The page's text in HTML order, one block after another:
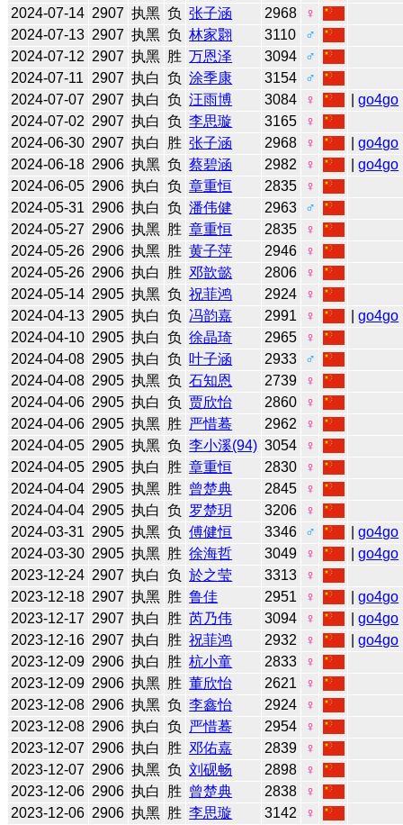
2024-07-14 2907 执黑 负 张子涵 2968
♀
2024-07-13 2907 执黑 负 林家翾 3110
♂
2024-07-12 2907 执黑 胜 万恩泽 3094
♂
2024-07-11
2907 执白 负 涂季康 3154
♂
2024-07-07 2907 执白 负 汪雨博 3084 ♀ |go4go
2024-07-02 2907 执白 负 李思璇 3165
♀
2024-06-30 2907 执白 胜 张子涵 2968 ♀ |go4go
2024-06-18 2906 执黑 负 蔡碧涵 2982 ♀ |go4go
2024-06-05 2906 执白 负 章重恒 2835
♀
2024-05-31 2906 执白 负 潘伟健 2963
♂
2024-05-27 2906 执黑 胜 章重恒 2835
♀
2024-05-26 2906 执黑 胜 黄子萍 2946
♀
2024-05-26 2906 执白 胜 邓歆懿 2806
♀
2024-05-14 2905 执黑 负 祝菲鸿 2924
♀
2024-04-13 2905 执白 负 冯韵嘉 2991 ♀ |go4go
2024-04-10 2905 执白 负 徐晶琦 2965
♀
2024-04-08 2905 执白 负 叶子涵 2933
♂
2024-04-08 2905 执黑 负 石知恩 2739
♀
2024-04-06 2905 执白 负 贾欣怡 2860
♀
2024-04-06 2905 执黑 胜 严惜蓦 2962
♀
2024-04-05 2905 执黑 负 李小溪(94) 3054
♀
2024-04-05 2905 执白 胜 章重恒 2830
♀
2024-04-04 2905 执黑 胜 曾楚典 2845
♀
2024-04-04 2905 执白 负 罗楚玥 3206
♀
2024-03-31 2905 执黑 负 傅健恒 3346 ♂ |go4go
2024-03-30 2905 执黑 胜 徐海哲 3049 ♀ |go4go
2023-12-24 2907 执白 负 於之莹 3313
♀
2023-12-18 2907 执黑 胜 鲁佳 2951 ♀ |go4go
2023-12-17 2907 执白 胜 芮乃伟 3094 ♀ |go4go
2023-12-16 2907 执白 胜 祝菲鸿 2932 ♀ |go4go
2023-12-09 2906 执白 胜 杭小童 2833
♀
2023-12-09 2906 执黑 胜 董欣怡 2621
♀
2023-12-08 2906 执黑 负 李鑫怡 2924
♀
2023-12-08 2906 执白 负 严惜蓦 2954
♀
2023-12-07 2906 执白 胜 邓佑嘉 2839
♀
2023-12-07 2906 执黑 负 刘砚畅 2898
♀
2023-12-06 2906 执白 胜 曾楚典 2838
♀
2023-12-06 2906 执黑 胜 李思璇 3142
♀